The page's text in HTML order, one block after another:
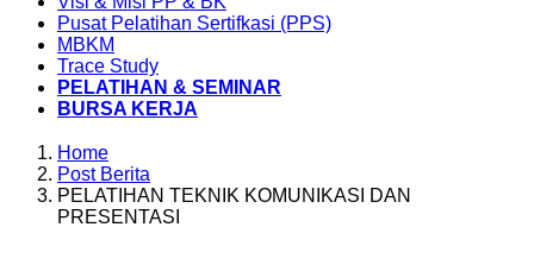
Pusat Pelatihan Sertifkasi (PPS)
MBKM
Trace Study
PELATIHAN & SEMINAR
BURSA KERJA
Home
Post Berita
PELATIHAN TEKNIK KOMUNIKASI DAN
PRESENTASI